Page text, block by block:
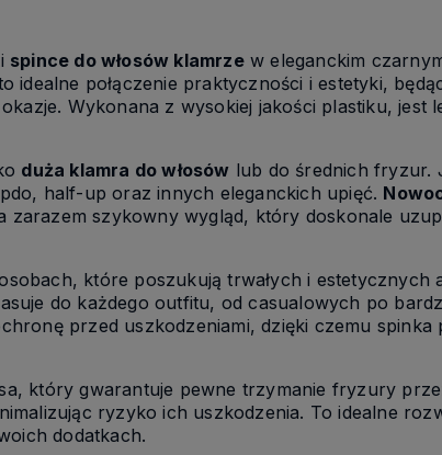
spince do włosów klamrzew eleganckim
idealne połączenie praktyczności i estetyki,
Wykonana z wysokiej jakości plastiku, jest
duża klamra do włosów lub do średnich fryzur.
half-up oraz innych eleganckich upięć.
zarazem szykowny wygląd, który doskonale
które poszukują trwałych i estetycznych
do każdego outfitu, od casualowych po
przed uszkodzeniami, dzięki czemu spinka
który gwarantuje pewne trzymanie fryzury
ryzyko ich uszkodzenia. To idealne
dodatkach.